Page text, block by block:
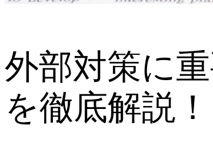
外部対策に
を徹底解説！